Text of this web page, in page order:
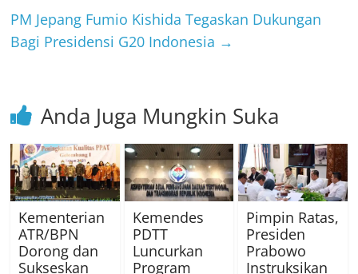
PM Jepang Fumio Kishida Tegaskan Dukungan
Bagi Presidensi G20 Indonesia →
Anda Juga Mungkin Suka
Kementerian
ATR/BPN
Dorong dan
Sukseskan
Kemendes
PDTT
Luncurkan
Program
Pimpin Ratas,
Presiden
Prabowo
Instruksikan